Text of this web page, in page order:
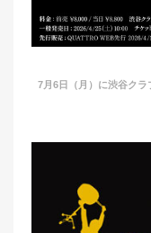
7月6日（月）に渋谷ク